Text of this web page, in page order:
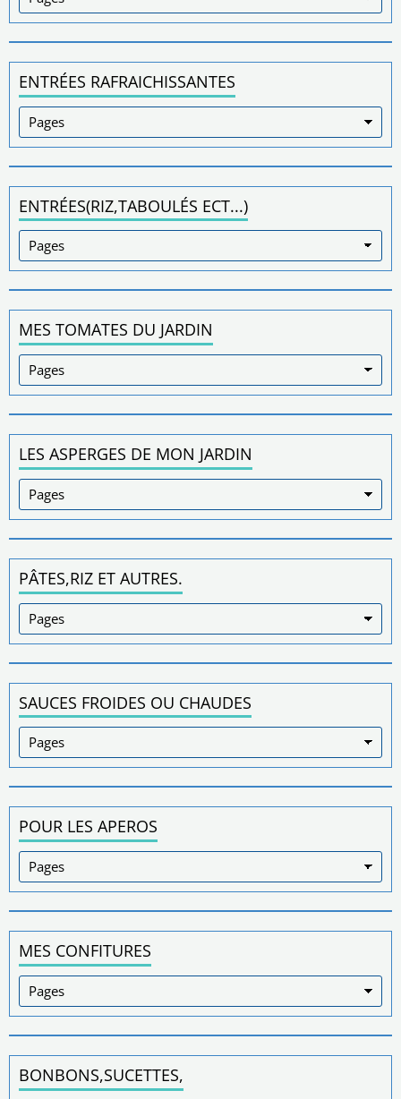
ENTRÉES RAFRAICHISSANTES
ENTRÉES(RIZ,TABOULÉS ECT...)
MES TOMATES DU JARDIN
LES ASPERGES DE MON JARDIN
PÂTES,RIZ ET AUTRES.
SAUCES FROIDES OU CHAUDES
POUR LES APEROS
MES CONFITURES
BONBONS,SUCETTES,